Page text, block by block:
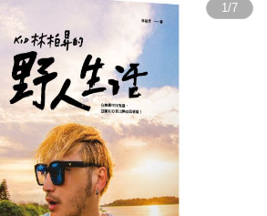
1/7